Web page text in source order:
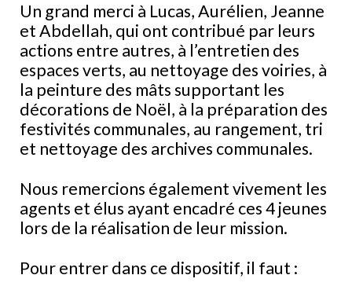
Un grand merci à Lucas, Aurélien, Jeanne
et Abdellah, qui ont contribué par leurs
actions entre autres, à l’entretien des
espaces verts, au nettoyage des voiries, à
la peinture des mâts supportant les
décorations de Noël, à la préparation des
festivités communales, au rangement, tri
et nettoyage des archives communales.
Nous remercions également vivement les
agents et élus ayant encadré ces 4 jeunes
lors de la réalisation de leur mission.
Pour entrer dans ce dispositif, il faut :